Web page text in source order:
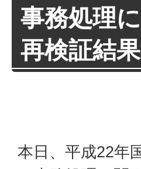
事務処理
再検証結
本日、平成22年